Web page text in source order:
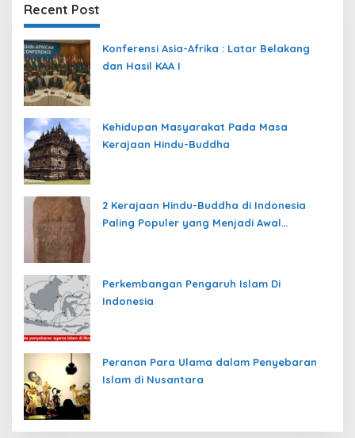
Recent Post
Konferensi Asia-Afrika : Latar Belakang
dan Hasil KAA I
Kehidupan Masyarakat Pada Masa
Kerajaan Hindu-Buddha
2 Kerajaan Hindu-Buddha di Indonesia
Paling Populer yang Menjadi Awal
Perkembangan Pengaruh Islam Di
Indonesia
Peranan Para Ulama dalam Penyebaran
Islam di Nusantara